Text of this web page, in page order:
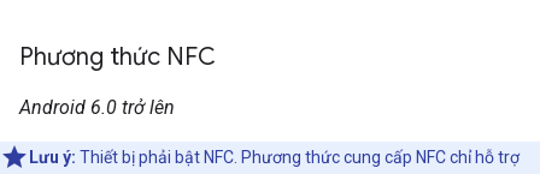
Phương thức NFC
Android 6.0 trở lên
Lưu ý: Thiết bị phải bật NFC. Phương thức cung cấp NFC chỉ hỗ trợ